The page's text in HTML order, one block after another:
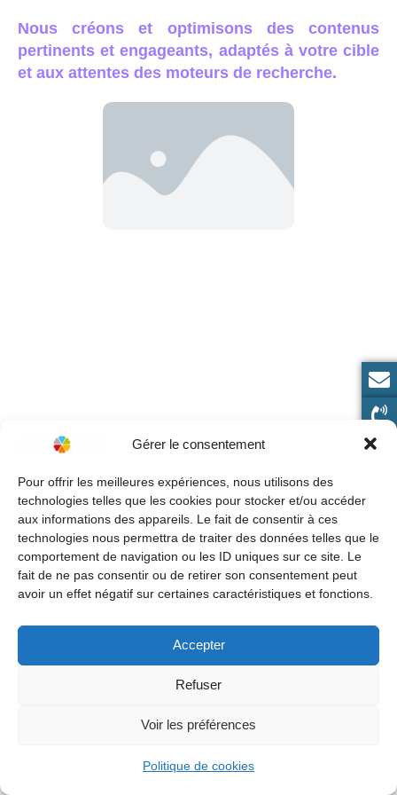
Gérer le consentement
Pour offrir les meilleures expériences, nous utilisons des
technologies telles que les cookies pour stocker et/ou accéder
aux informations des appareils. Le fait de consentir à ces
technologies nous permettra de traiter des données telles que le
comportement de navigation ou les ID uniques sur ce site. Le
fait de ne pas consentir ou de retirer son consentement peut
avoir un effet négatif sur certaines caractéristiques et fonctions.
Accepter
Refuser
Voir les préférences
Politique de cookies
Nous créons et optimisons des contenus
pertinents et engageants, adaptés à votre cible
et aux attentes des moteurs de recherche.